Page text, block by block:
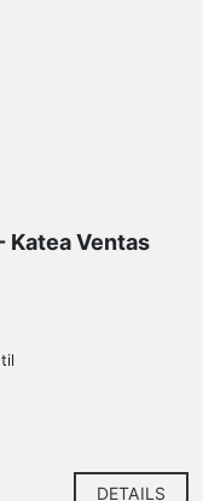
Katea Ventas
DETAILS